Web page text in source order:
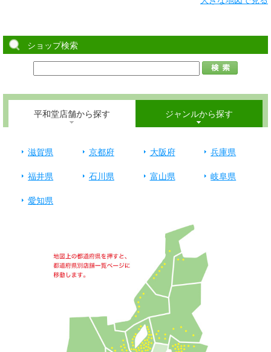
ショップ検索
平和堂店舗から探す ジャンルから探す
滋賀県 京都府 大阪府
兵庫県
福井県
石川県 富山県
岐阜県
愛知県